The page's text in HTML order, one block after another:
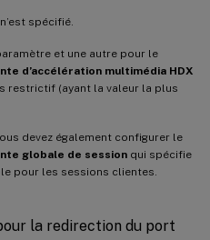
spécifié.
et une autre pour le
d’accélération multimédia HDX
restrictif (ayant la valeur la plus
devez également configurer le
globale de session qui spécifie
pour les sessions clientes.
la redirection du port